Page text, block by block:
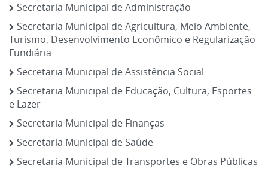
Secretaria Municipal de Administração
Secretaria Municipal de Agricultura, Meio Ambiente,
Turismo, Desenvolvimento Econômico e Regularização
Fundiária
Secretaria Municipal de Assistência Social
Secretaria Municipal de Educação, Cultura, Esportes
e Lazer
Secretaria Municipal de Finanças
Secretaria Municipal de Saúde
Secretaria Municipal de Transportes e Obras Públicas